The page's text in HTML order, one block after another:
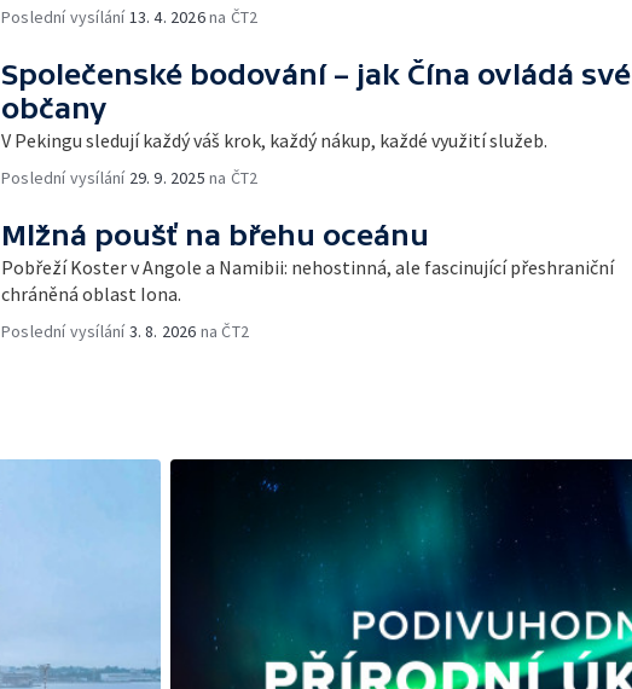
Poslední vysílání 13. 4. 2026na ČT2
Společenské bodování – jak Čína ovládá své
občany
V Pekingu sledují každý váš krok, každý nákup, každé využití služeb.
Poslední vysílání 29. 9. 2025 na ČT2
Mlžná poušť na břehu oceánu
Pobřeží Koster v Angole a Namibii: nehostinná, ale fascinující přeshraniční
chráněná oblast Iona.
Poslední vysílání3. 8. 2026 na ČT2